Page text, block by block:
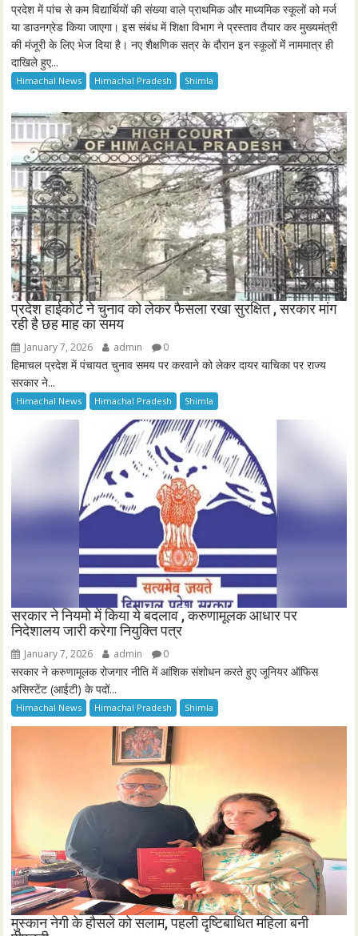
प्रदेश में पांच से कम विद्यार्थियों की संख्या वाले प्राथमिक और माध्यमिक स्कूलों को मर्ज
या डाउनग्रेड किया जाएगा। इस संबंध में शिक्षा विभाग ने प्रस्ताव तैयार कर मुख्यमंत्री
की मंजूरी के लिए भेज दिया है। नए शैक्षणिक सत्र के दौरान इन स्कूलों में नाममात्र ही
दाखिले हुए...
Himachal News Himachal Pradesh Shimla
प्रदेश हाईकोर्ट ने चुनाव को लेकर फैसला रखा सुरक्षित , सरकार मांग
रही है छह माह का समय
January 7, 2026 admin 0
हिमाचल प्रदेश में पंचायत चुनाव समय पर करवाने को लेकर दायर याचिका पर राज्य
सरकार ने...
Himachal News Himachal Pradesh Shimla
सरकार ने नियमो में किया ये बदलाव , करुणामूलक आधार पर
निदेशालय जारी करेगा नियुक्ति पत्र
January 7, 2026 admin 0
सरकार ने करुणामूलक रोजगार नीति में आंशिक संशोधन करते हुए जूनियर ऑफिस
असिस्टेंट (आईटी) के पदों...
Himachal News Himachal Pradesh Shimla
मुस्कान नेगी के हौसले को सलाम, पहली दृष्टिबाधित महिला बनी